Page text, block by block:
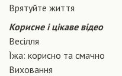
Врятуйте життя
Корисне і цікаве відео
Весілля
Їжа: корисно та смачно
Виховання